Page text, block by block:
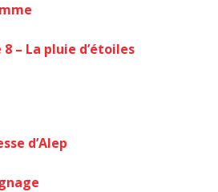
– La pluie d’étoiles
d’Alep